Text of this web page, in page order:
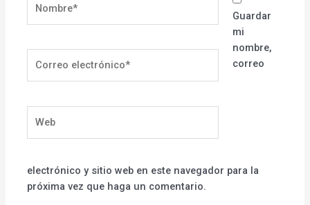
electrónico*
Guardar
mi
nombre,
correo
electrónico y sitio web en este navegador para la
próxima vez que haga un comentario.